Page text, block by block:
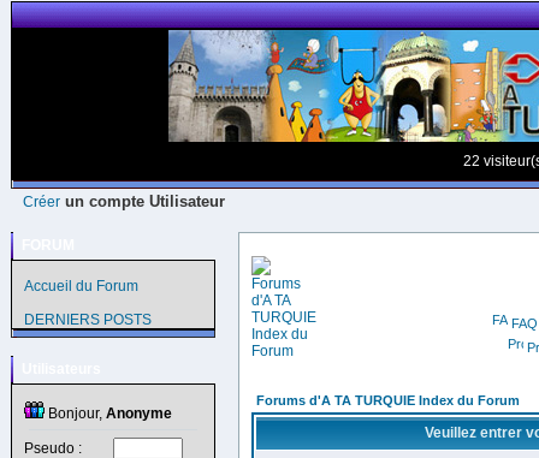
22
Créer un compte Utilisateur
Accueil du Forum
DERNIERS POSTS
Bonjour, Anonyme
Pseudo :
FAQ
Forums d'A TA TURQUIE Index du Forum
Veuillez entrer